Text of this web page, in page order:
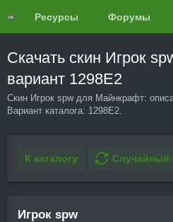
Ресурсы Форумы
Скачать скин Игрок
вариант 1298E2
Скин Игрок spw для Майнкрафт:
Вариант каталога: 1298E2.
К каталогу Случайный
Игрок spw